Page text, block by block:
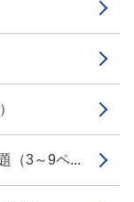
（3～9ペ...